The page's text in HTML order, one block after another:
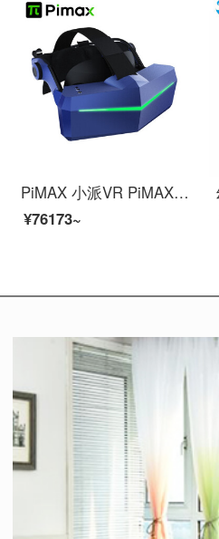
PiMAX 小派VR PiMAX Vision 8K X 标准版 VR眼镜 虚拟现实头显 3D VR头盔 PCVR
¥76173~